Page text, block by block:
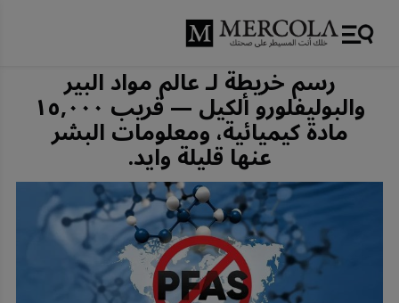
رسم خريطة لـ عالم مواد البير
والبوليفلورو ألكيل — قريب ١٥,٠٠٠
مادة كيميائية، ومعلومات البشر
عنها قليلة وايد.